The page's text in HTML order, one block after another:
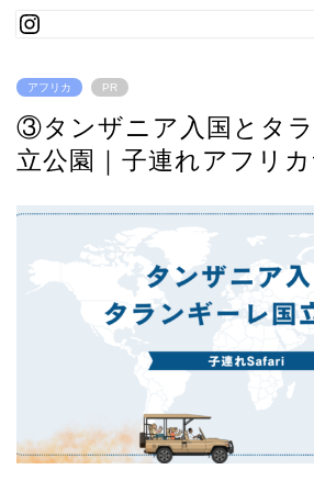
アフリカ PR
③タンザニア入国とタ
立公園｜子連れアフリ